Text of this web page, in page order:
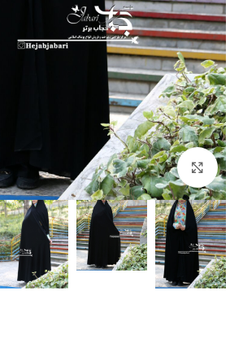
Click to enlarge